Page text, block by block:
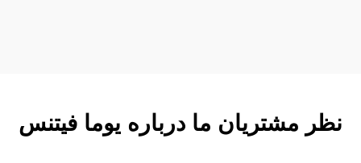
نظر مشتریان ما درباره یوما فیتنس